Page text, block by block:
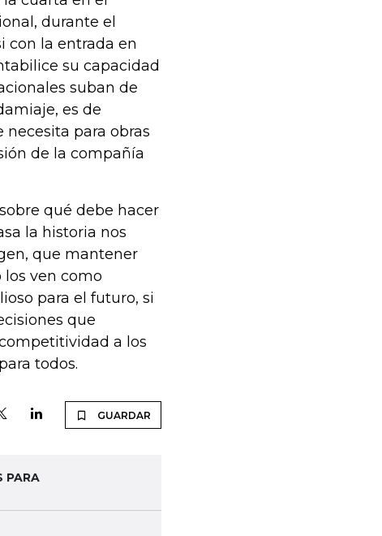
durante el
con la entrada en
su capacidad
suban de
es de
necesita para obras
de la compañía
qué debe hacer
la historia nos
que mantener
ven como
para el futuro, si
que
a los
todos.
GUARDAR
PARA